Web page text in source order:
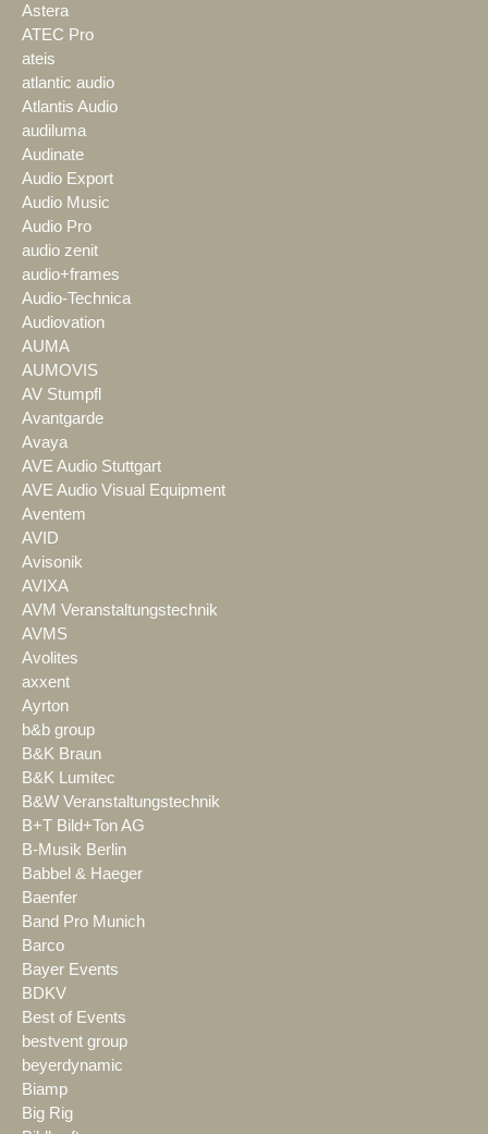
Astera
ATEC Pro
ateis
atlantic audio
Atlantis Audio
audiluma
Audinate
Audio Export
Audio Music
Audio Pro
audio zenit
audio+frames
Audio-Technica
Audiovation
AUMA
AUMOVIS
AV Stumpfl
Avantgarde
Avaya
AVE Audio Stuttgart
AVE Audio Visual Equipment
Aventem
AVID
Avisonik
AVIXA
AVM Veranstaltungstechnik
AVMS
Avolites
axxent
Ayrton
b&b group
B&K Braun
B&K Lumitec
B&W Veranstaltungstechnik
B+T Bild+Ton AG
B-Musik Berlin
Babbel & Haeger
Baenfer
Band Pro Munich
Barco
Bayer Events
BDKV
Best of Events
bestvent group
beyerdynamic
Biamp
Big Rig